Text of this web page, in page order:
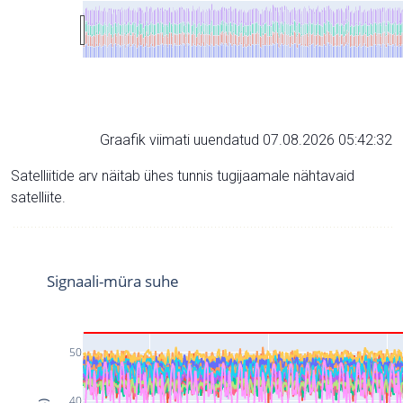
Graafik viimati uuendatud 07.08.2026 05:42:32
Satelliitide arv näitab ühes tunnis tugijaamale nähtavaid
satelliite.
50
Signaali-müra suhe